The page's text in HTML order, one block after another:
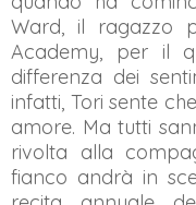
Ward, il ragazzo
Academy, per il
differenza dei
infatti, Tori sente
amore. Ma tutti
rivolta alla
fianco andrà in